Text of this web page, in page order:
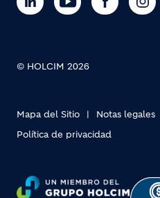
© HOLCIM 2026
Mapa del Sitio Notas legales
Política de privacidad